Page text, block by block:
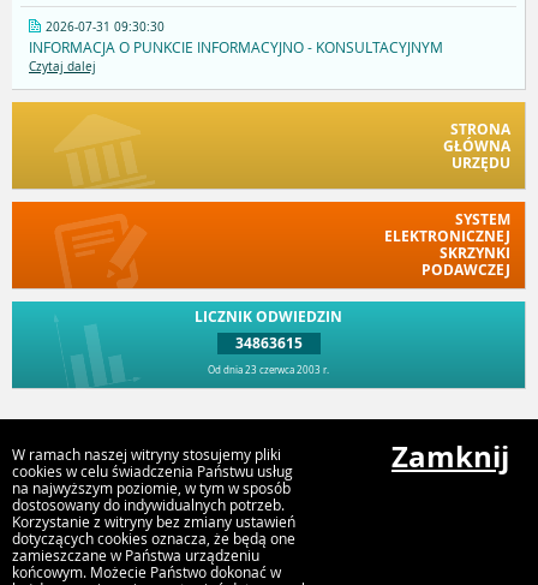
2026-07-31 09:30:30
INFORMACJA O PUNKCIE INFORMACYJNO - KONSULTACYJNYM
Czytaj dalej
STRONA
GŁÓWNA
URZĘDU
SYSTEM
ELEKTRONICZNEJ
SKRZYNKI
PODAWCZEJ
LICZNIK ODWIEDZIN
34863615
Od dnia 23 czerwca 2003 r.
Urząd Miasta Kostrzyn n. Odrą
Graniczna 2, 66-470 Kostrzyn nad Odrą
W ramach naszej witryny stosujemy pliki
cookies w celu świadczenia Państwu usług
na najwyższym poziomie, w tym w sposób
dostosowany do indywidualnych potrzeb.
Korzystanie z witryny bez zmiany ustawień
dotyczących cookies oznacza, że będą one
zamieszczane w Państwa urządzeniu
końcowym. Możecie Państwo dokonać w
Zamknij